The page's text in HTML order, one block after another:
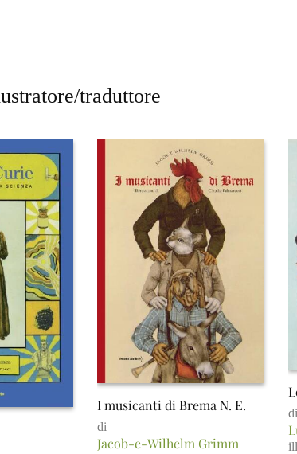
traduttore
I musicanti di Brema N. E.
di
Jacob-e-Wilhelm Grimm
di